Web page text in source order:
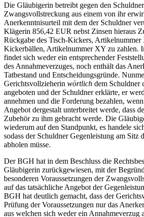
Die Gläubigerin betreibt gegen den
Zwangsvollstreckung aus einem von ihr
Anerkenntnisurteil mit dem der Schuldner
Klägerin 856,42 EUR nebst Zinsen hieraus
Rückgabe des Tisch-Kickers,
Kickerbällen, Artikelnummer XY zu zahlen.
findet sich weder ein entsprechender
des Annahmeverzuges, noch enthält das
Tatbestand und Entscheidungsgründe.
Gerichtsvollzieherin wörtlich dem Schuldner
angeboten und der Schuldner erklärte, er
annehmen und die Forderung bezahlen,
Angebot dergestalt unterbreitet werde, dass
Zubehör zu ihm gebracht werde. Die
wiederum auf den Standpunkt, es handele
sodass der Schuldner Gegenleistung am Sitz
abholen müsse.
Der BGH hat in dem Beschluss die
Gläubigerin zurückgewiesen, mit der
besonderen Voraussetzungen der
auf das tatsächliche Angebot der
BGH hat deutlich gemacht, dass der
Prüfung der Voraussetzungen nur das
aus welchen sich weder ein Annahmeverzug